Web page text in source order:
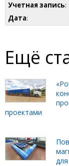
Учетная запись:
Дата:
Ещё
проектами